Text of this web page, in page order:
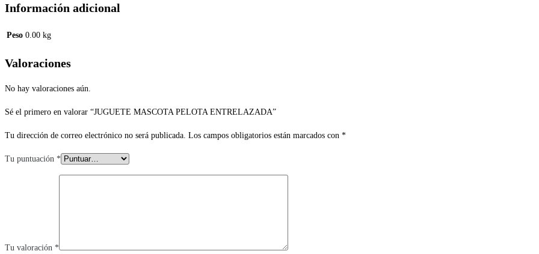
Información adicional
Peso 0.00 kg
Valoraciones
No hay valoraciones aún.
Sé el primero en valorar “JUGUETE MASCOTA PELOTA ENTRELAZADA”
Tu dirección de correo electrónico no será publicada. Los campos obligatorios están marcados con *
Tu puntuación *
Tu valoración *